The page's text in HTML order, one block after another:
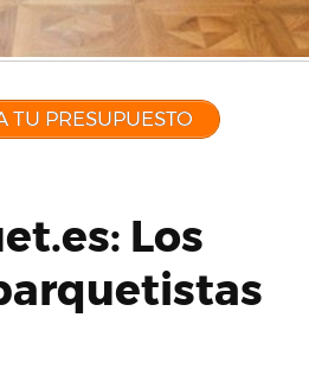
TU PRESUPUESTO
Los